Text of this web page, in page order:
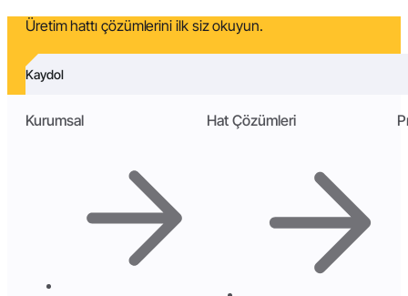
Üretim hattı çözümlerini ilk siz okuyun.
Kaydol
Kurumsal Hat Çözümleri